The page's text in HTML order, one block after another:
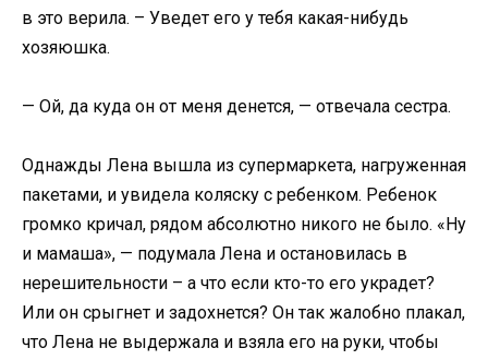
в это верила. – Уведет его у тебя какая-нибудь
хозяюшка.
— Ой, да куда он от меня денется, — отвечала сестра.
Однажды Лена вышла из супермаркета, нагруженная
пакетами, и увидела коляску с ребенком. Ребенок
громко кричал, рядом абсолютно никого не было. «Ну
и мамаша», — подумала Лена и остановилась в
нерешительности – а что если кто-то его украдет?
Или он срыгнет и задохнется? Он так жалобно плакал,
что Лена не выдержала и взяла его на руки, чтобы